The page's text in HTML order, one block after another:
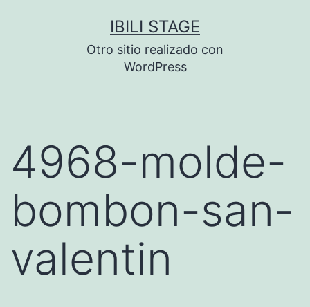
IBILI STAGE
Otro sitio realizado con
WordPress
4968-molde-
bombon-san-
valentin